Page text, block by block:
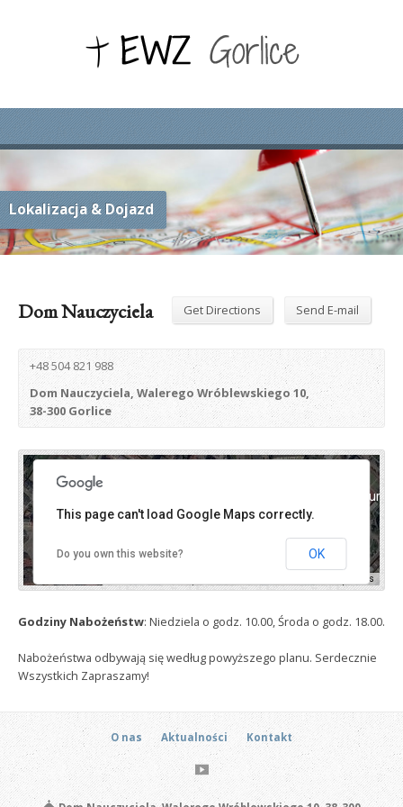
Lokalizacja & Dojazd
Dom Nauczyciela Get Directions Send E-mail
+48 504 821 988
Dom Nauczyciela, Walerego Wróblewskiego 10,
38-300 Gorlice
For development
Terms
This page can't load Google Maps correctly.
Do you own this website? OK
Godziny Nabożeństw: Niedziela o godz. 10.00, Środa o godz. 18.00.
Nabożeństwa odbywają się według powyższego planu. Serdecznie
Wszystkich Zapraszamy!
O nas Aktualności Kontakt